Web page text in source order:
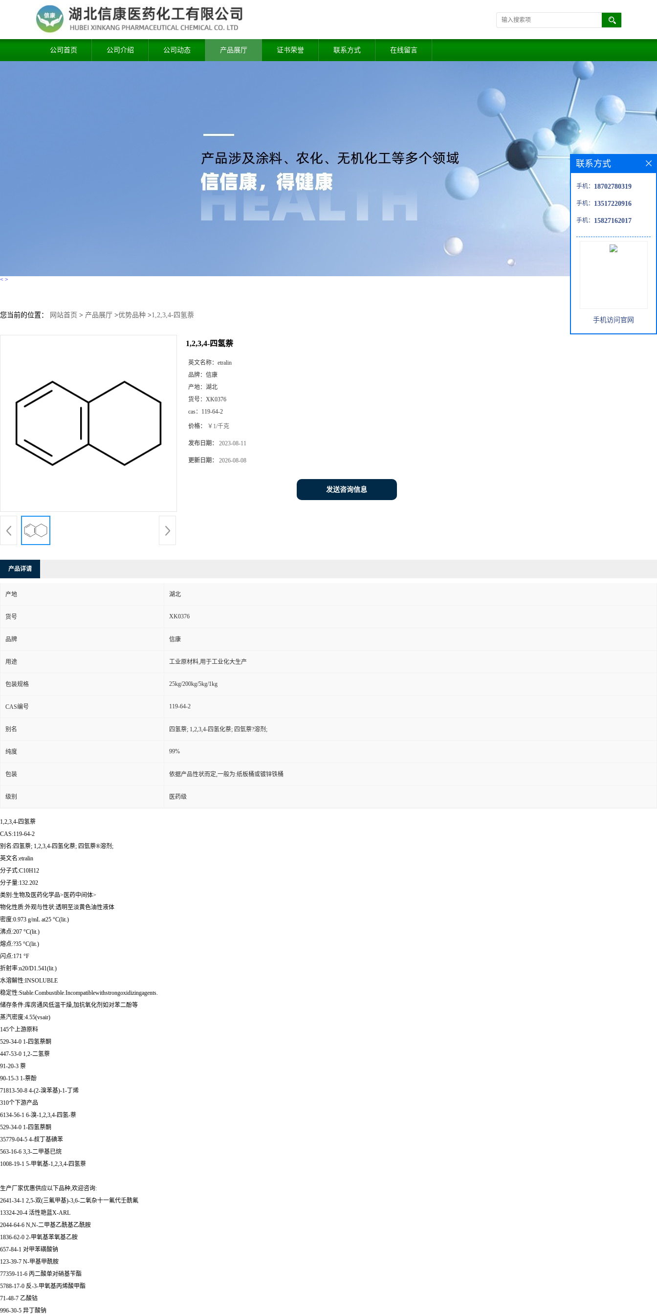
公司首页 公司介绍 公司动态 产品展厅 证书荣誉 联系方式 在线留言
< >
您当前的位置： 网站首页 > 产品展厅 >优势品种 >1,2,3,4-四氢萘
1,2,3,4-四氢萘
英文名称： etralin
品牌： 信康
产地： 湖北
货号： XK0376
cas： 119-64-2
价格： ￥1/千克
发布日期： 2023-08-11
更新日期： 2026-08-08
发送咨询信息
产品详请
产地 湖北
货号 XK0376
品牌 信康
用途 工业原材料,用于工业化大生产
包装规格 25kg/200kg/5kg/1kg
CAS编号 119-64-2
别名 四氢萘; 1,2,3,4-四氢化萘; 四氫萘?溶剂;
纯度 99%
包装 依据产品性状而定,一般为:纸板桶或镀锌铁桶
级别 医药级
1,2,3,4-四氢萘
CAS:119-64-2
别名:四氢萘; 1,2,3,4-四氢化萘; 四氫萘®溶剂;
英文名:etralin
分子式:C10H12
分子量:132.202
类别:生物及医药化学品>医药中间体>
物化性质:外观与性状:透明至淡黄色油性液体
密度:0.973 g/mL at25 °C(lit.)
沸点:207 °C(lit.)
熔点:?35 °C(lit.)
闪点:171 °F
折射率:n20/D1.541(lit.)
水溶解性:INSOLUBLE
稳定性:Stable.Combustible.Incompatiblewithstrongoxidizingagents.
储存条件:库房通风低温干燥,加抗氧化剂如对苯二酚等
蒸汽密度:4.55(vsair)
145个上游原料
529-34-0 1-四氢萘酮
447-53-0 1,2-二氢萘
91-20-3 萘
90-15-3 1-萘酚
71813-50-8 4-(2-溴苯基)-1-丁烯
310个下游产品
6134-56-1 6-溴-1,2,3,4-四氢-萘
529-34-0 1-四氢萘酮
35779-04-5 4-叔丁基碘苯
563-16-6 3,3-二甲基已烷
1008-19-1 5-甲氧基-1,2,3,4-四氢萘
生产厂家优惠供应以下品种,欢迎咨询:
2641-34-1 2,5-双(三氟甲基)-3,6-二氧杂十一氟代壬酰氟
13324-20-4 活性艳蓝X-ARL
2044-64-6 N,N-二甲基乙酰基乙酰胺
1836-62-0 2-甲氧基苯氧基乙胺
657-84-1 对甲苯磺酸钠
123-39-7 N-甲基甲酰胺
77359-11-6 丙二酸单对硝基苄酯
5788-17-0 反-3-甲氧基丙烯酸甲酯
71-48-7 乙酸钴
996-30-5 异丁酸钠
联系方式
手机： 18702780319
手机： 13517220916
手机： 15827162017
手机访问官网